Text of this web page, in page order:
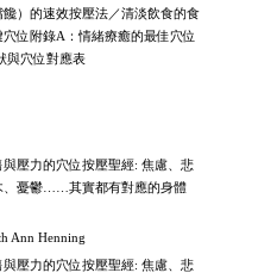
）的速效按壓法／清淡飲食的食
位附錄A：情緒療癒的最佳穴位
與穴位對應表
壓力的穴位按壓聖經: 焦慮、悲
、憂鬱……其實都有對應的身體
Ann Henning
壓力的穴位按壓聖經: 焦慮、悲